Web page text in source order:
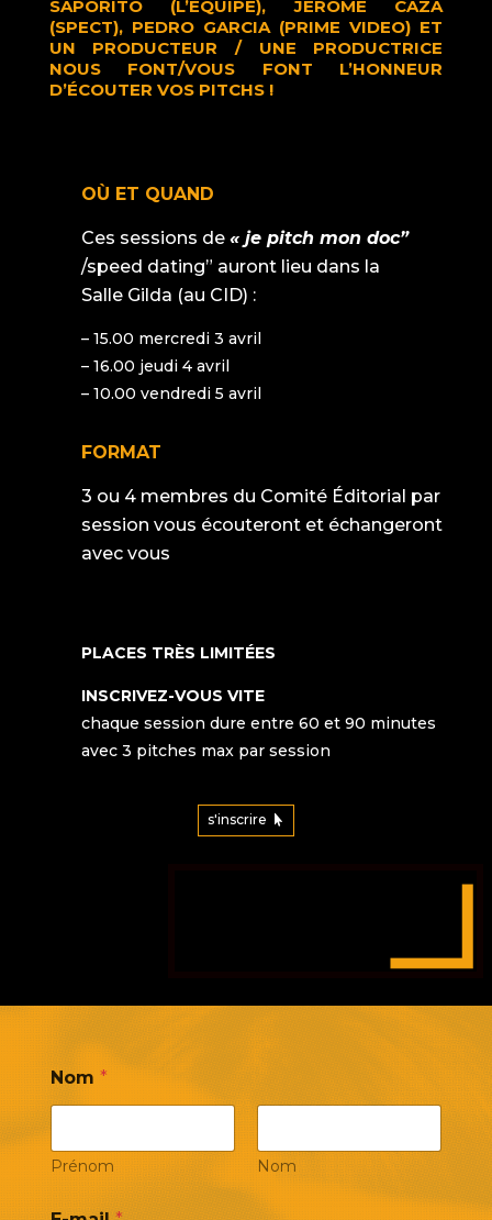
SAPORITO (L’ÉQUIPE), JÉRÔME CAZA
(SPECT), PEDRO GARCIA (PRIME VIDEO) ET
UN PRODUCTEUR / UNE PRODUCTRICE
NOUS FONT/VOUS FONT L’HONNEUR
D’ÉCOUTER VOS PITCHS !
OÙ ET QUAND
Ces sessions de « je pitch mon doc”
/speed dating” auront lieu dans la
Salle Gilda (au CID) :
– 15.00 mercredi 3 avril
– 16.00 jeudi 4 avril
– 10.00 vendredi 5 avril
FORMAT
3 ou 4 membres du Comité Éditorial par
session vous écouteront et échangeront
avec vous
PLACES TRÈS LIMITÉES
INSCRIVEZ-VOUS VITE
chaque session dure entre 60 et 90 minutes
avec 3 pitches max par session
s'inscrire
Nom *
Prénom Nom